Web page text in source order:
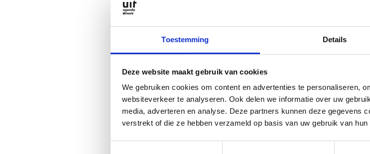
Toestemming Details
Deze website maakt gebruik van cookies
We gebruiken cookies om content en advertenties te personaliseren,
websiteverkeer te analyseren. Ook delen we informatie over uw
media, adverteren en analyse. Deze partners kunnen deze gegevens
verstrekt of die ze hebben verzameld op basis van uw gebruik van
is altijd wel goed gevuld.
Of lees een artikel uit ons archief.
Anders kan je altijd terug naar dehomepage.